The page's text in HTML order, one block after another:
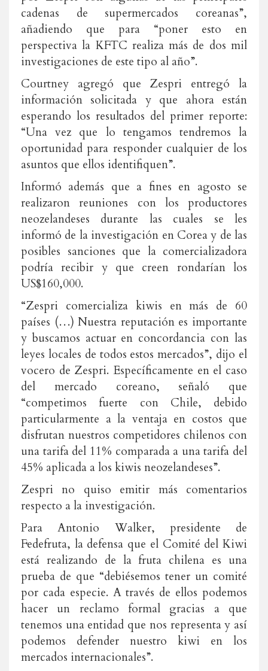
cadenas de supermercados coreanas”,
añadiendo que para “poner esto en
perspectiva la KFTC realiza más de dos mil
investigaciones de este tipo al año”.
Courtney agregó que Zespri entregó la
información solicitada y que ahora están
esperando los resultados del primer reporte:
“Una vez que lo tengamos tendremos la
oportunidad para responder cualquier de los
asuntos que ellos identifiquen”.
Informó además que a fines en agosto se
realizaron reuniones con los productores
neozelandeses durante las cuales se les
informó de la investigación en Corea y de las
posibles sanciones que la comercializadora
podría recibir y que creen rondarían los
US$160,000.
“Zespri comercializa kiwis en más de 60
países (…) Nuestra reputación es importante
y buscamos actuar en concordancia con las
leyes locales de todos estos mercados”, dijo el
vocero de Zespri. Específicamente en el caso
del mercado coreano, señaló que
“competimos fuerte con Chile, debido
particularmente a la ventaja en costos que
disfrutan nuestros competidores chilenos con
una tarifa del 11% comparada a una tarifa del
45% aplicada a los kiwis neozelandeses”.
Zespri no quiso emitir más comentarios
respecto a la investigación.
Para Antonio Walker, presidente de
Fedefruta, la defensa que el Comité del Kiwi
está realizando de la fruta chilena es una
prueba de que “debiésemos tener un comité
por cada especie. A través de ellos podemos
hacer un reclamo formal gracias a que
tenemos una entidad que nos representa y así
podemos defender nuestro kiwi en los
mercados internacionales”.